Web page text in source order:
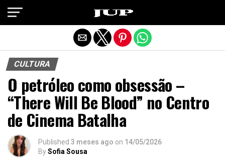
CULTURA
O petróleo como obsessão –
“There Will Be Blood” no Centro
de Cinema Batalha
Published 3 meses ago on 14/05/2026
BySofia Sousa
Exit mobile version